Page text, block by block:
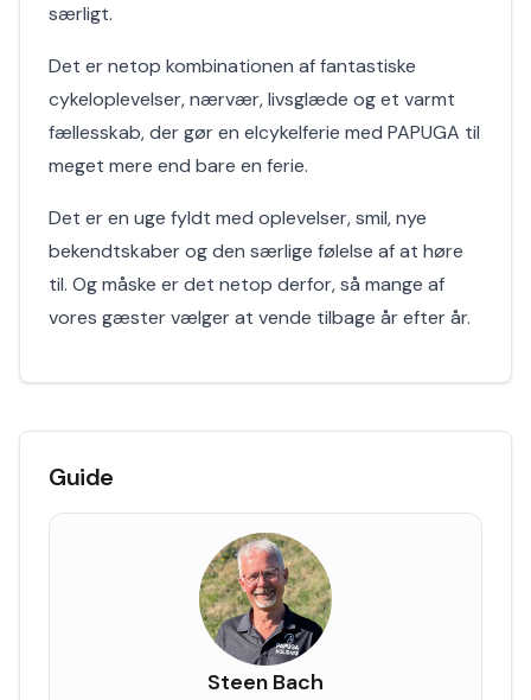
særligt.
Det er netop kombinationen af fantastiske
cykeloplevelser, nærvær, livsglæde og et varmt
fællesskab, der gør en elcykelferie med PAPUGA til
meget mere end bare en ferie.
Det er en uge fyldt med oplevelser, smil, nye
bekendtskaber og den særlige følelse af at høre
til. Og måske er det netop derfor, så mange af
vores gæster vælger at vende tilbage år efter år.
Guide
Steen Bach